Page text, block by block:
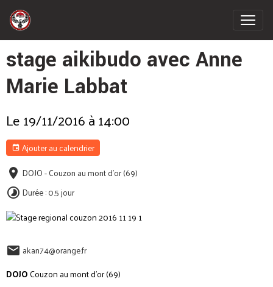
stage aikibudo avec Anne
Marie Labbat
Le 19/11/2016à 14:00
Ajouter au calendrier
DOJO - Couzon au mont d'or (69)
Durée : 0.5 jour
akan74@orange.fr
DOJOCouzon au mont d'or (69)